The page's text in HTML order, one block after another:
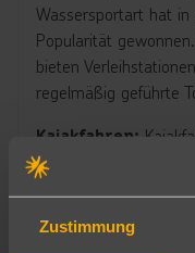
Zustimmung
Wassersportart hat in
Popularität
bieten
regelmäßig geführte
Kajakfahren:
die Küsten und
Eastern Mangroves
während Dubai